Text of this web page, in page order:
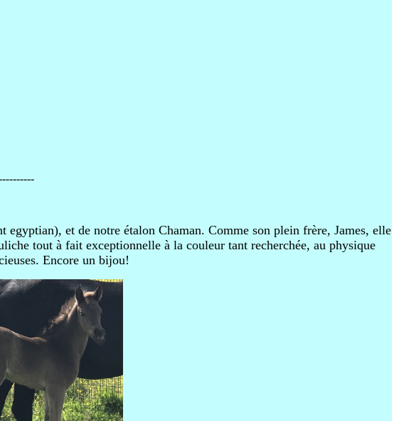
et de notre étalon Chaman. Comme son plein frère, James, elle
tout à fait exceptionnelle à la couleur tant recherchée, au physique
Encore un bijou!